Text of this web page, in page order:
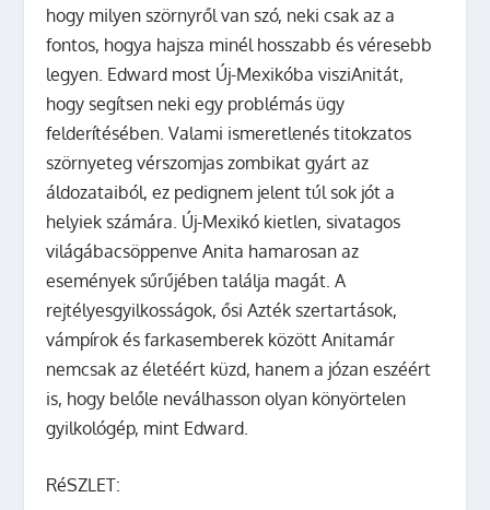
hogy milyen szörnyről van szó, neki csak az a
fontos, hogya hajsza minél hosszabb és véresebb
legyen. Edward most Új-Mexikóba visziAnitát,
hogy segítsen neki egy problémás ügy
felderítésében. Valami ismeretlenés titokzatos
szörnyeteg vérszomjas zombikat gyárt az
áldozataiból, ez pedignem jelent túl sok jót a
helyiek számára. Új-Mexikó kietlen, sivatagos
világábacsöppenve Anita hamarosan az
események sűrűjében találja magát. A
rejtélyesgyilkosságok, ősi Azték szertartások,
vámpírok és farkasemberek között Anitamár
nemcsak az életéért küzd, hanem a józan eszéért
is, hogy belőle neválhasson olyan könyörtelen
gyilkológép, mint Edward.
RéSZLET: